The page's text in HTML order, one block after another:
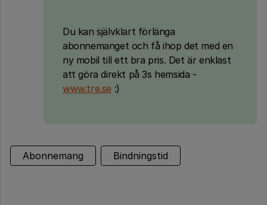
Du kan självklart förlänga
abonnemanget och få ihop det med en
ny mobil till ett bra pris. Det är enklast
att göra direkt på 3s hemsida -
www.tre.se :)
Abonnemang Bindningstid